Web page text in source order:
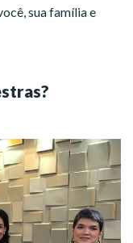
sua família e